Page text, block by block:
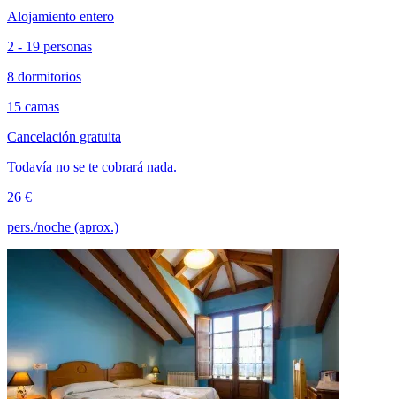
Alojamiento entero
2 - 19 personas
8 dormitorios
15 camas
Cancelación gratuita
Todavía no se te cobrará nada.
26 €
pers./noche (aprox.)